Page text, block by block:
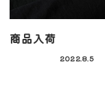
商品入荷
2022.8.5